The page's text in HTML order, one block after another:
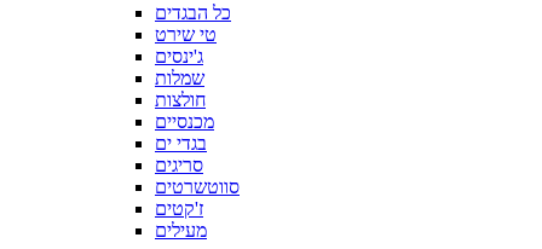
כל הבגדים
טי שירט
ג'ינסים
שמלות
חולצות
מכנסיים
בגדי ים
סריגים
סווטשרטים
ז'קטים
מעילים